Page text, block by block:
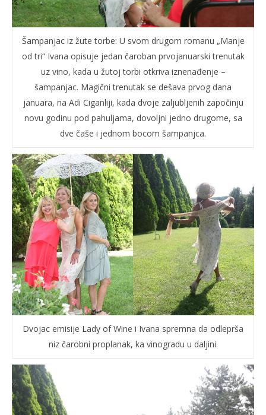
Šampanjac iz žute torbe: U svom drugom romanu „Manje
od tri“ Ivana opisuje jedan čaroban prvojanuarski trenutak
uz vino, kada u žutoj torbi otkriva iznenađenje –
šampanjac. Magični trenutak se dešava prvog dana
januara, na Adi Ciganliji, kada dvoje zaljubljenih započinju
novu godinu pod pahuljama, dovoljni jedno drugome, sa
dve čaše i jednom bocom šampanjca.
Dvojac emisije Lady of Wine i Ivana spremna da odleprša
niz čarobni proplanak, ka vinogradu u daljini.